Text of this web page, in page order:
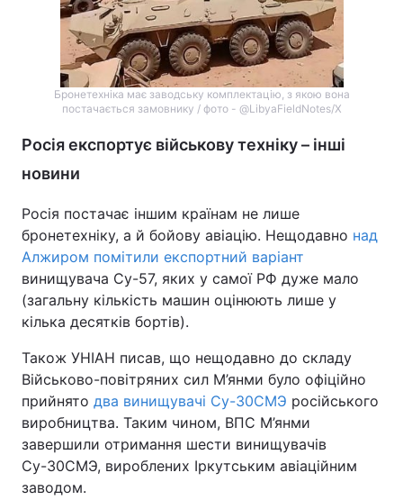
Бронетехніка має заводську комплектацію, з якою вона
постачається замовнику / фото - @LibyaFieldNotes/Х
Росія експортує військову техніку – інші
новини
Росія постачає іншим країнам не лише
бронетехніку, а й бойову авіацію. Нещодавно над
Алжиром помітили експортний варіант
винищувача Су-57, яких у самої РФ дуже мало
(загальну кількість машин оцінюють лише у
кілька десятків бортів).
Також УНІАН писав, що нещодавно до складу
Військово-повітряних сил М’янми було офіційно
прийнято два винищувачі Су-30СМЭ російського
виробництва. Таким чином, ВПС М’янми
завершили отримання шести винищувачів
Су-30СМЭ, вироблених Іркутським авіаційним
заводом.